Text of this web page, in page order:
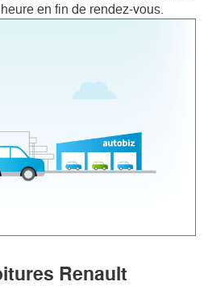
en fin de rendez-vous.
Renault